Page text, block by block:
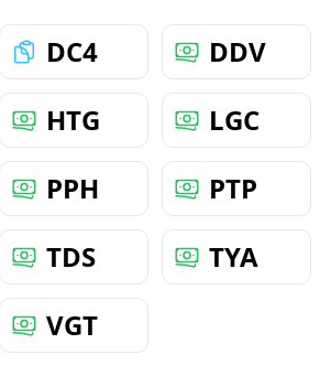
DC4
DDV
HTG
LGC
PPH
PTP
TDS
TYA
VGT